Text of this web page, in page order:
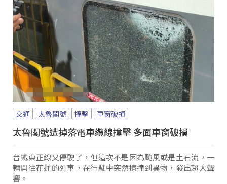
交通 太魯閣號 撞擊 車窗破損
太魯閣號遭掉落電車纜線撞擊 多面車窗破損
台鐵東正線又停駛了，但這次不是因為颱風或是土石流，一
輛開往花蓮的列車，在行駛中突然擦撞到異物，發出超大聲
響。